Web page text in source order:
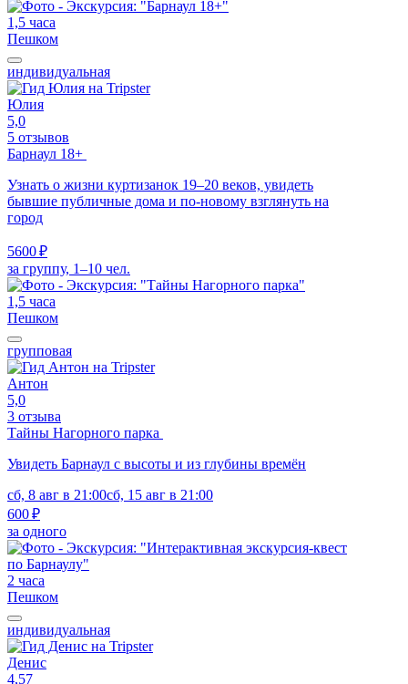
1,5 часа
Пешком
индивидуальная
Юлия
5,0
5 отзывов
Барнаул 18+
Узнать о жизни куртизанок 19–20 веков, увидеть
бывшие публичные дома и по-новому взглянуть на
город
5600 ₽
за группу, 1–10 чел.
1,5 часа
Пешком
групповая
Антон
5,0
3 отзыва
Тайны Нагорного парка
Увидеть Барнаул с высоты и из глубины времён
сб, 8 авг в 21:00сб, 15 авг в 21:00
600 ₽
за одного
2 часа
Пешком
индивидуальная
Денис
4,57